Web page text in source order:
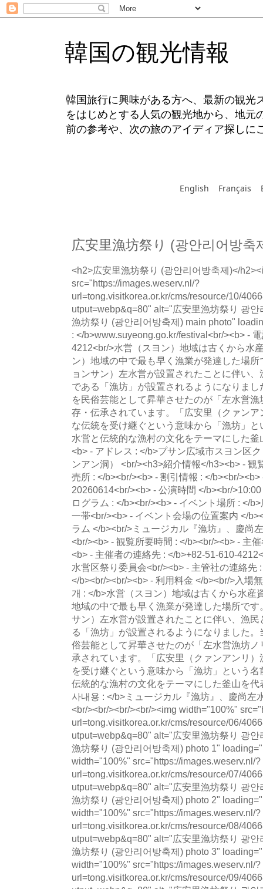
韓国の観光情報
韓国旅行に興味がある方へ、最新の観光
をはじめとする人気の観光地から、地
前の参考や、次の旅のアイディア探しに
English Français
広安里漁坊祭り (광안리어방축
<h2>広安里漁坊祭り (광안리어방축제)</h2><img width="100%" src="https://images.weserv.nl/?url=tong.visitkorea.or.kr/cms/resource/10/4066810_image2_1.JPG&w=800&output=webp&q=80" alt="広安里漁坊祭り 광안리어방축제の写真" alt="広安里漁坊祭り (광안리어방축제) main photo" loading="lazy" /><b> - ホームページ : </b>www.suyeong.go.kr/festival<br/><b> - 電話番号 : </b>+82-51-610-4212<br/>水営（スヨン）地域は古くから水産資源が豊富で、釜山（プサン）地域の中で最も早く漁業が発達した場所です。特に朝鮮時代に慶尚（キョンサン）左水営が設置されたことに伴い、漁民と水軍による漁業の共同体である「漁坊」が設置されるようになりました。当時行われていた漁労作業を民俗芸能として昇華させたのが「左水営漁坊ノリ（遊び）」で、今も保存・伝承されています。「広安里（クァンアンリ）漁坊祭り」は、このような伝統を受け継ぐという意味から「漁坊」という名前を使っており、慶尚左水営と伝統的な漁村の文化をテーマにした釜山を代表する祭りです。<br/><b> - アドレス : </b>プサン広域市スヨン区クァンアンヘビョンロ219（クァンアン洞） <br/><h3>紹介情報</h3><b> - 観覧可能年齢 : </b><br/><b> - 前売所 : </b><br/><b> - 割引情報 : </b><br/><b> - 行事日程 : </b>20260612 ~ 20260614<br/><b> - 公演時間 </b><br/>10:00～22:00<br/><b> - イベントプログラム : </b><br/><b> - イベント場所 : </b>広安里海辺および水営史跡公園一帯<br/><b> - イベント会場の位置案内 </b><br/><br/><b> - イベントプログラム </b><br/>ミュージカル『漁坊』、慶尚左水使行列、漁坊民俗村体験<br/><b> - 観覧所要時間 : </b><br/><b> - 主催者情報 </b><br/>水営区<br/><b> - 主催者の連絡先 : </b>+82-51-610-4212<br/><b> - 主管社情報 </b><br/>水営区祭り委員会<br/><b> - 主管社の連絡先 : </b><br/><b> - 付帯イベント </b><br/><br/><b> - 利用料金 </b><br/>入場無料<br/><br/><br/><b> - 행사소개 : </b>水営（スヨン）地域は古くから水産資源が豊富で、釜山（プサン）地域の中で最も早く漁業が発達した場所です。特に朝鮮時代に慶尚（キョンサン）左水営が設置されたことに伴い、漁民と水軍による漁業の共同体である「漁坊」が設置されるようになりました。当時行われていた漁労作業を民俗芸能として昇華させたのが「左水営漁坊ノリ（遊び）」で、今も保存・伝承されています。「広安里（クァンアンリ）漁坊祭り」は、このような伝統を受け継ぐという意味から「漁坊」という名前を使っており、慶尚左水営と伝統的な漁村の文化をテーマにした釜山を代表する祭りです。<br/><b> - 행사내용 : </b>ミュージカル『漁坊』、慶尚左水使行列、漁坊民俗村体験<br/><br/><br/><br/><br/><img width="100%" src="https://images.weserv.nl/?url=tong.visitkorea.or.kr/cms/resource/06/4066806_image2_1.JPG&w=800&output=webp&q=80" alt="広安里漁坊祭り 광안리어방축제の写真" alt="広安里漁坊祭り (광안리어방축제) photo 1" loading="lazy" /><br/><img width="100%" src="https://images.weserv.nl/?url=tong.visitkorea.or.kr/cms/resource/07/4066807_image2_1.JPG&w=800&output=webp&q=80" alt="広安里漁坊祭り 광안리어방축제の写真" alt="広安里漁坊祭り (광안리어방축제) photo 2" loading="lazy" /><br/><img width="100%" src="https://images.weserv.nl/?url=tong.visitkorea.or.kr/cms/resource/08/4066808_image2_1.JPG&w=800&output=webp&q=80" alt="広安里漁坊祭り 광안리어방축제の写真" alt="広安里漁坊祭り (광안리어방축제) photo 3" loading="lazy" /><br/><img width="100%" src="https://images.weserv.nl/?url=tong.visitkorea.or.kr/cms/resource/09/4066809_image2_1.JPG&w=800&output=webp&q=80" alt="広安里漁坊祭り 광안리어방축제の写真" alt="広安里漁坊祭り (광안리어방축제) photo 4" loading="lazy" /><br/><img width="100%" src="https://images.weserv.nl/?url=tong.visitkorea.or.kr/cms/resource/11/4066811_image2_1.JPG&w=800&output=webp&q=80" alt="広安里漁坊祭り 광안리어방축제の写真" alt="広安里漁坊祭り (광안리어방축제) photo 5" loading="lazy" /><br/><img width="100%" src="https://images.weserv.nl/?url=tong.visitkorea.or.kr/cms/resource/12/4066812_image2_1.JPG&w=800&output=webp&q=80" alt="広安里漁坊祭り 광안리어방축제の写真" alt="広安里漁坊祭り (광안리어방축제) photo 6" loading="lazy" /><br/><br/><br/><br/><br/><br/><br/><h3> ◎ 周辺観光情報 </h3><h4> ⊙ 広安里海水浴場（광안리해수욕장）</h4><img width="100%" src="https://images.weserv.nl/?url=tong.visitkorea.or.kr/cms/resource/45/3311245_image2_1.jpg&w=800&output=webp&q=80" alt="広安里漁坊祭り 광안리어방축제の写真" alt="Nearby 広安里海水浴場（광안리해수욕장） photo" loading="lazy" /><br/><b> - ホームページ : </b><a href="http://www.suyeong.go.kr/tour/index.suyeong?menuCd=DOM_000001102001001000&link=success&cpath=%2Ftour" target="_blank" title="別ウィンドウで開く">http://www.suyeong.go.kr</a><br/><b> - 電話番号 : </b><br/>広安里（クァンアンリ）海水浴場は澄んだ蒼い海ときれいな砂が特徴で、夏場には多くの観光客が訪れる名所です。広安大橋と海が調和する風景が美しく、夜景スポットとしても有名。海水浴の他にもさまざまな海洋スポーツが楽しめる他、近くにはカフェやレストランもあり、おいしいものを楽しみながらゆったりとした時間を過ごすことができます。また都心と近く、アクセスも便利なため釜山を訪れる旅行客におすすめのスポットとなっています。<br/><h4> ⊙ 釜山花火祭り（부산불꽃축제）</h4><img width="100%" src="https://images.weserv.nl/?url=tong.visitkorea.or.kr/cms/resource/13/3018313_image2_1.jpeg&w=800&output=webp&q=80" alt="広安里漁坊祭り 광안리어방축제の写真" alt="Nearby 釜山花火祭り（부산불꽃축제） photo" loading="lazy" /><br/><b> - ホームページ : </b><a href="https://busanfireworks.com/" target="_blank" title="別ウィンドウで表示">https://busanfireworks.com/</a><br/><b> - 電話番号 : </b>+82-51-713-5000<br/>毎年、広安里海水浴場を華やかに彩る釜山花火祭りは2005年APEC首脳会議記念行事の一環として始まり、年々世界的な関心を集め、今では釜山を代表する祭りとして位置づけられるようになりました。釜山でしか見られない超大型花火や広安大橋の景観照明を活用したメディアファサード演出、華麗な花火と照明、音楽が調和し、ストーリーテリングが加味された釜山マルチ花火ショーを見ることができます。<br /><br /><strong>イベント内容</strong><br />1. 事前プログラム<br />・花火ストリート、花火トークショー、開幕セレモニー<br /><br />2. メインプログラム<br />・20周年祝賀花火<br />・海外招待花火ショー（世界的に有名な花火演出家を招待）<br />・釜山マルチ花火ショー（広安大橋を活用した釜山花火大会ならではの特色ある釜山マルチ花火ショーおよび3point（広安里、二妓台、冬柏島）を演出<br/><h4> ⊙ ザ・パーク・ゲストハウス（더파크 게스트하우스(The Park Guesthouse)）</h4><img width="100%" src="https://images.weserv.nl/?url=tong.visitkorea.or.kr/cms/resource/59/2557359_image2_1.jpg&w=800&output=webp&q=80" alt="広安里漁坊祭り 광안리어방축제の写真" alt="Nearby ザ・パーク・ゲストハウス（더파크 게스트하우스(The Park Guesthouse)） photo" loading="lazy" /><br/><b> - ホームページ : </b><a class="link" href="http://www.thecomfyhouse.co.kr" target="_blank">http://www.thecomfyhouse.co.kr</a>（韓・英）<br/><b> - 電話番号 : </b><br/>釜山の広安里の海辺市街地にある「ザ&middot;パークゲストハウス」は、ホームステイ型の宿舎で、多様な国籍の観光客に会えるし、料金が安いです。リビングとキッチン、洗濯施設を備えており、各種の便利用品を気軽に使えます。リビングルームに共用トイレがあり、大きな客室の一ヶ所には、バスルームとトイレが一緒にあります。キッチンで簡単な炊事もできます。広安里海辺と釜山の民楽刺身店通り、屋台通りが近くにあります。地下鉄の広安駅から遠くないため、移動に便利であります。&nbsp;<br/><h4> ⊙ 広安里海辺テーマ通り（광안리해변 테마거리）</h4><img width="100%" src="https://images.weserv.nl/?url=tong.visitkorea.or.kr/cms/resource/42/3071042_image2_1.JPG&w=800&output=webp&q=80" alt="広安里漁坊祭り 광안리어방축제の写真" alt="Nearby 広安里海辺テーマ通り（광안리해변 테마거리） photo" loading="lazy" /><br/><b> - ホームページ : </b><a href="https://www.visitbusan.net/ja/index.do?menuCd=DOM_000000401001001000&uc_seq=377&lang_cd=ja" target="_blank">www.visitbusan.net/</a><br/><b> - 電話番号 : </b><br/>広安里海辺テーマ通り（クァンアンリへビョン・テマゴリ）は、様々なフェスティバルやイベントが行われる場所で、人工ヤシの木、造形物、ベンチ、緑地帯などがある全長1,250メートルの広安里海岸道路です。ロマン通り、日の出広場、若者の通りに分かれています。広安（クァンアン）大橋の輝かしい夜景と、広安里カフェ通りと民楽（ミンラク）刺身タウンで美味しい料理を楽しめる、思い出とロマンがあふれる通りです。毎年11月初旬に広安里海岸で花火大会が開催されます。<br/><h4> ⊙ グレー193ホテル（그레이193호텔）</h4><img width="100%" src="https://images.weserv.nl/?url=tong.visitkorea.or.kr/cms/resource/61/2815961_image2_1.jpg&w=800&output=webp&q=80" alt="広安里漁坊祭り 광안리어방축제の写真" alt="Nearby グレー193ホテル（그레이193호텔） photo" loading="lazy" /><br/><b> - ホームページ : </b><a class="link" href="http://gray193.com/" target="_blank" title="別ウインドウで表示" rel="noopener">http://gray193.com/</a><br/><b> - 電話番号 : </b><br/>グレー193ホテルはプサン・クァンアンリ海水浴場徒歩1分の距離に位置しています。スーペリア、デラックス、ファミリー、オーシャンタイプなど計25室の客室を保有しています。快適な宿泊のため、ホテル全体にセスコウイルスケアシステムを設置し、各客室内部に空気清浄機を備えています。近くにミンラク刺身センター、ミンラク水辺公園、ベクスコ、ヘウンデヨット競技場などがあり、楽しむのに最適です。<br/><h4> ⊙ 広安里SUP Zone（광안리 SUP Zone）</h4><img width="100%" src="https://images.weserv.nl/?url=tong.visitkorea.or.kr/cms/resource/07/2708007_image2_1.jpg&w=800&output=webp&q=80" alt="広安里漁坊祭り 광안리어방축제の写真" alt="Nearby 広安里SUP Zone（광안리 SUP Zone） photo" loading="lazy" /><br/><b> - ホームページ : </b><a href="https://www.gwangallisuprise.kr/" target="_blank" title="別ウィンドウで表示">https://www.gwangallisuprise.kr/</a><br/><b> - 電話番号 : </b><br/>広安里SUP Zoneは、広安里海水浴場を新たなマリンスポーツのメッカとして確立させた、マリンスポーツを楽しむ観光客のためのスポットです。広安里海水浴場は一年を通して波が穏やかなため、SUP（スタンドアップパドルボード）を楽しむのに適しています。<br />2020年に水営区庁によって造成された広安里SUP Zoneは、広安里海水浴場内の400m区間（広安里海洋レポーツセンター～広安里G-wellエステート間、向かいの砂浜）で運営されており、ビーチバーやビーチベッド、ウィンドフラッグバナー、SUPフォトゾーンなどを利用することができます。また、葦のパラソルやビーチベッドは、7~8月に近隣の水上レジャーショップでレンタルした人に限って無料で利用することができます。（7~8月以外は、誰でも自由に利用可